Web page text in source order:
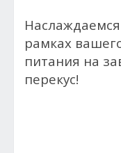
рамках
питания на
перекус!